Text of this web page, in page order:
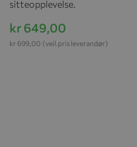
sitteopplevelse.
kr 649,00
(veil.pris leverandør)
kr 699,00